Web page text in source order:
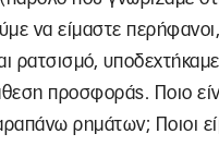
να είμαστε
ρατσισμό,
προσφοράς. Ποιο
ρημάτων; Ποιοι